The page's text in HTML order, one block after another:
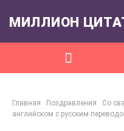
МИЛЛИОН
Главная Поздравления Со
английском с русским